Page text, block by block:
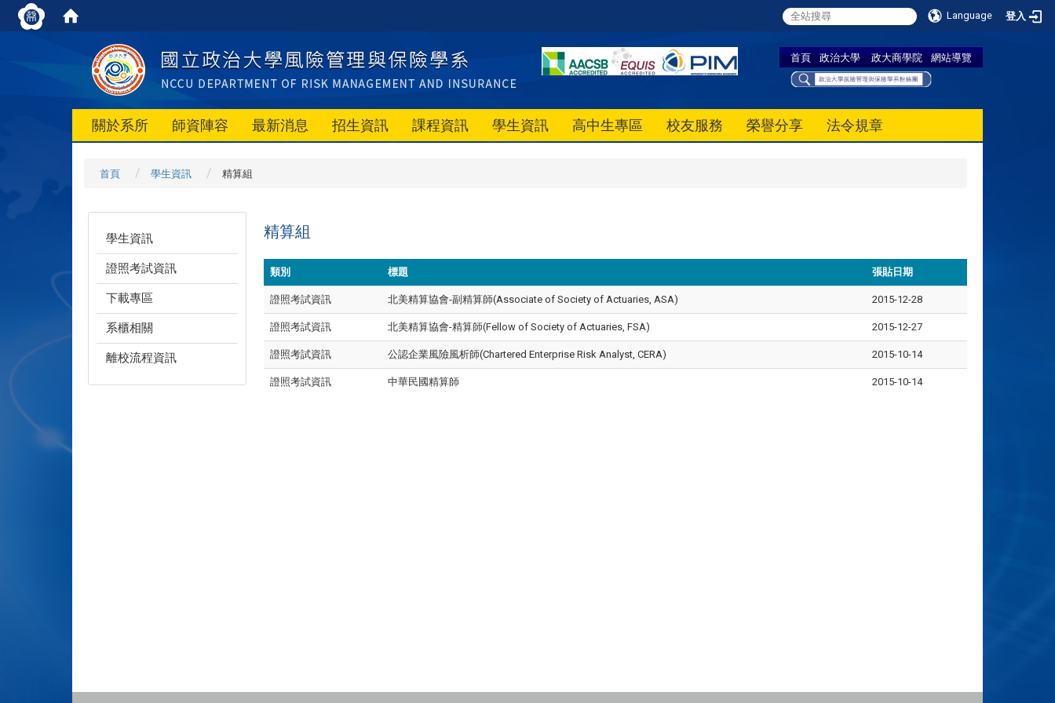
Language 登入
首頁 政治大學 政大商學院 網站導覽
關於系所 師資陣容 最新消息 招生資訊 課程資訊 學生資訊 高中生專區 校友服務 榮譽分享 法令規章
首頁 學生資訊 精算組
學生資訊
證照考試資訊
下載專區
系櫃相關
離校流程資訊
精算組
類別 標題 張貼日期
證照考試資訊 北美精算協會-副精算師(Associate of Society of Actuaries, ASA) 2015-12-28
證照考試資訊 北美精算協會-精算師(Fellow of Society of Actuaries, FSA) 2015-12-27
證照考試資訊 公認企業風險風析師(Chartered Enterprise Risk Analyst, CERA) 2015-10-14
證照考試資訊 中華民國精算師 2015-10-14